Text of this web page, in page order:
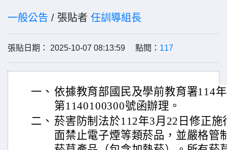
一般公告 / 張貼者 任訓導組長
張貼日期： 2025-10-07 08:13:59 點閱： 117
一、 依據教育部國民及學前教育署114
第1140100300號函辦理。
二、 菸害防制法於112年3月22日修正
面禁止電子煙等類菸品，並嚴格管